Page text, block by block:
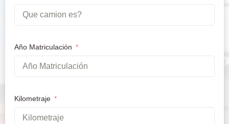
Año Matriculación
Kilometraje